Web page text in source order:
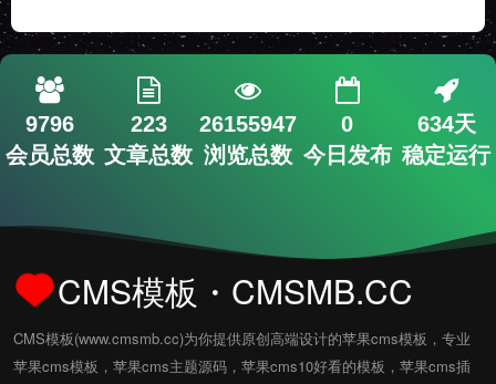
9796
会员总数
223
文章总数
26155947
浏览总数
0
今日发布
634天
稳定运行
CMS模板・CMSMB.CC
CMS模板(www.cmsmb.cc)为你提供原创高端设计的苹果cms模板，专业
苹果cms模板，苹果cms主题源码，苹果cms10好看的模板，苹果cms插